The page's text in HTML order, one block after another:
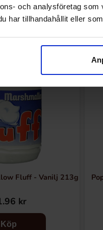
och analysföretag
har tillhandahållit eller
Fluff - Vanilj 213g
kr
Köp